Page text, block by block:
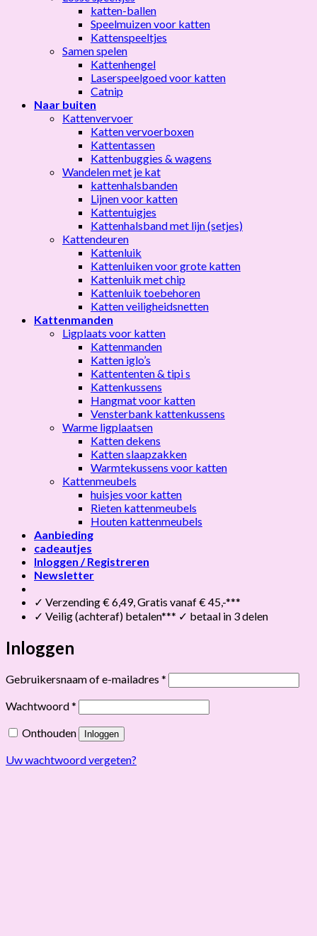
katten-ballen
Speelmuizen voor katten
Kattenspeeltjes
Samen spelen
Kattenhengel
Laserspeelgoed voor katten
Catnip
Naar buiten
Kattenvervoer
Katten vervoerboxen
Kattentassen
Kattenbuggies & wagens
Wandelen met je kat
kattenhalsbanden
Lijnen voor katten
Kattentuigjes
Kattenhalsband met lijn (setjes)
Kattendeuren
Kattenluik
Kattenluiken voor grote katten
Kattenluik met chip
Kattenluik toebehoren
Katten veiligheidsnetten
Kattenmanden
Ligplaats voor katten
Kattenmanden
Katten iglo’s
Kattententen & tipi s
Kattenkussens
Hangmat voor katten
Vensterbank kattenkussens
Warme ligplaatsen
Katten dekens
Katten slaapzakken
Warmtekussens voor katten
Kattenmeubels
huisjes voor katten
Rieten kattenmeubels
Houten kattenmeubels
Aanbieding
cadeautjes
Inloggen / Registreren
Newsletter
✓ Verzending € 6,49, Gratis vanaf € 45,-***
✓ Veilig (achteraf) betalen*** ✓ betaal in 3 delen
Inloggen
Gebruikersnaam of e-mailadres * Vereist
Wachtwoord* Vereist
Onthouden Inloggen
Uw wachtwoord vergeten?